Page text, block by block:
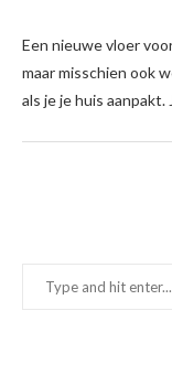
Een nieuwe vloer
maar misschien ook
als je je huis aanpakt.